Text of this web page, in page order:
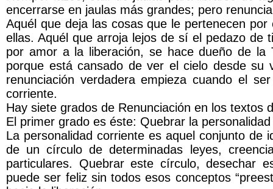
encerrarse en jaulas más grandes; pero
Aquél que deja las cosas que le pertenecen
ellas. Aquél que arroja lejos de sí el pedazo de
por amor a la liberación, se hace dueño de la
porque está cansado de ver el cielo desde su
renunciación verdadera empieza cuando el
corriente.
Hay siete grados de Renunciación en los textos
El primer grado es éste: Quebrar la
La personalidad corriente es aquel conjunto de
de un círculo de determinadas leyes,
particulares. Quebrar este círculo, desechar
puede ser feliz sin todos esos conceptos